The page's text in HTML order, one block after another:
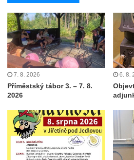
7. 8. 2026
Příměstský tábor 3. – 7. 8.
2026
6. 8.